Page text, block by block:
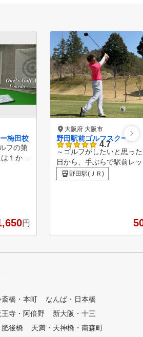
梅田校
フの第
１から
１位に
ートさ
ご希望
別・体
・大学
がある
将来の
ルファ
グチェ
円
大阪府 大阪市
野田駅前ゴルフスクール
4.7
～ゴルフがしたいと思っ
日から、手ぶらで駅前レ
～ JR環状線野田駅より徒
、地下鉄千日前線玉川駅
いつでも快適にゴルフレ
ールを全く知らないとい
考案した徹底的な反復練
ッドで最短最速の上達が
す！！ 月会費13,200円レ
ン受け放題、通い放題で
野田駅(ＪＲ)
斎橋・本町
なんば・日本橋
王寺・阿倍野
新大阪・十三
後橋
天満・天神橋・南森町